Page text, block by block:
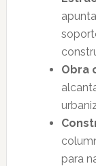
Obra
para